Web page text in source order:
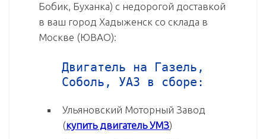
Бобик, Буханка) с недорогой доставкой
в ваш город Хадыженск со склада в
Москве (ЮВАО):
Двигатель на Газель,
Соболь, УАЗ в сборе:
Ульяновский Моторный Завод
(купить двигатель УМЗ)